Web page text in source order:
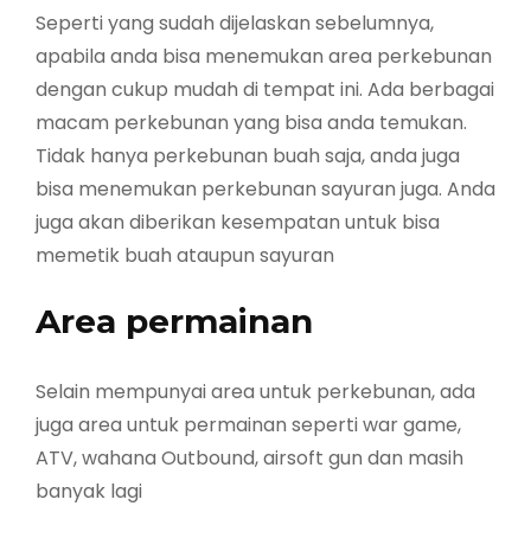
Seperti yang sudah dijelaskan sebelumnya,
apabila anda bisa menemukan area perkebunan
dengan cukup mudah di tempat ini. Ada berbagai
macam perkebunan yang bisa anda temukan.
Tidak hanya perkebunan buah saja, anda juga
bisa menemukan perkebunan sayuran juga. Anda
juga akan diberikan kesempatan untuk bisa
memetik buah ataupun sayuran
Area permainan
Selain mempunyai area untuk perkebunan, ada
juga area untuk permainan seperti war game,
ATV, wahana Outbound, airsoft gun dan masih
banyak lagi